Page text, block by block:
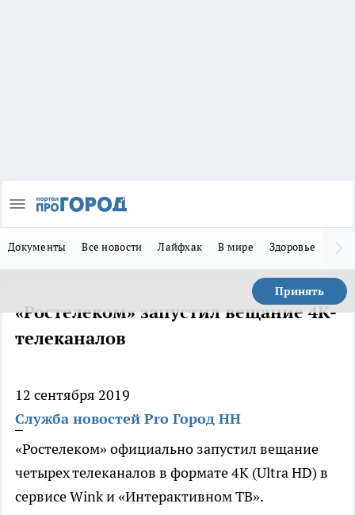
Документы Все новости Лайфхак В мире Здоровье
Принять
«Ростелеком» запустил вещание 4K-
телеканалов
12 сентября 2019
Служба новостей Pro Город НН
«Ростелеком» официально запустил вещание
четырех телеканалов в формате 4K (Ultra HD) в
сервисе Wink и «Интерактивном ТВ».